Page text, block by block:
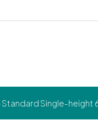
Standard Single-height